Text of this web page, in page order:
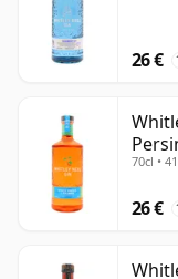
26 €
70cl •
26 €